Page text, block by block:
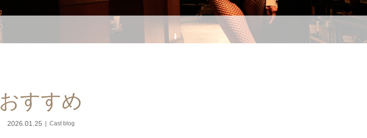
おすすめ
2026.01.25 Cast blog